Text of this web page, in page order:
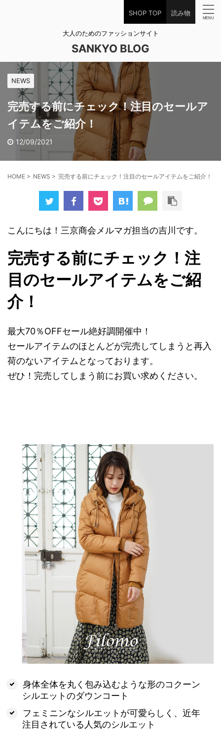
SHOP TOP 読み物
大人のためのファッションサイト
SANKYO BLOG
NEWS
完売する前にチェック！注目のセールア
イテムをご紹介！
12/09/2021
HOME > NEWS > 完売する前にチェック！注目のセールアイテムをご紹介！
こんにちは！三京商会メルマガ担当の吉川です。
完売する前にチェック！注
目のセールアイテムをご紹
介！
最大70％OFFセール絶好調開催中！
セールアイテムのほとんどが完売してしまうと再入
荷のないアイテムとなっております。
ぜひ！完売してしまう前にお買い求めください。
身体全体を丸く包み込むような形のコクーン
シルエットのダウンコート
フェミニンなシルエットが可愛らしく、近年
注目されている人気のシルエット